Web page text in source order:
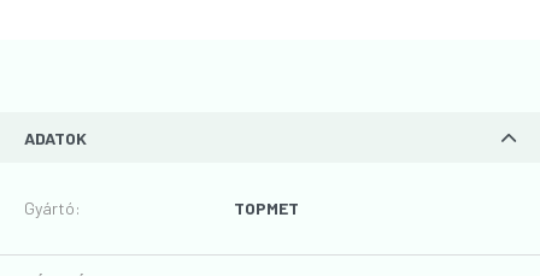
ADATOK
Gyártó: TOPMET